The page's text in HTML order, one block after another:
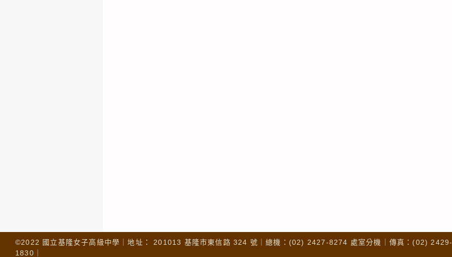
©2022 國立基隆女子高級中學｜地址： 201013 基隆市東信路 324 號｜總機：(02) 2427-8274 處室分機｜傳真：(02) 2429-
1830｜